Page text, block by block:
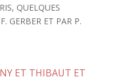
QUELQUES
GERBER ET PAR P.
ET THIBAUT ET